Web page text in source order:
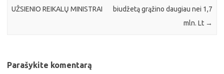
UŽSIENIO REIKALŲ MINISTRAI
biudžetą grąžino daugiau nei 1,7
mln. Lt →
Parašykite komentarą